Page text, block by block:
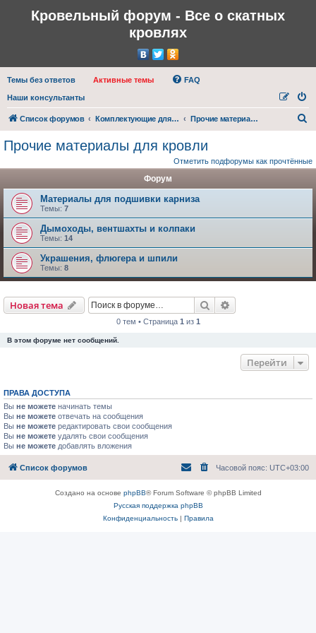
Кровельный форум - Все о скатных
кровлях
Темы без ответов Активные темы FAQ
Наши консультанты
Список форумов Комплектующие для кровли Прочие материалы для кровли
с
Прочие материалы для кровли
Отметить подфорумы как прочтённые
Форум
Материалы для подшивки карниза
Темы: 7
Дымоходы, вентшахты и колпаки
Темы: 14
Украшения, флюгера и шпили
Темы: 8
Новая тема Поиск
0 тем • Страница 1 из 1
В этом форуме нет сообщений.
Перейти
ПРАВА ДОСТУПА
Вы не можете начинать темы
Вы не можете отвечать на сообщения
Вы не можете редактировать свои сообщения
Вы не можете удалять свои сообщения
Вы не можете добавлять вложения
Список форумов Часовой пояс: UTC+03:00
Создано на основе phpBB® Forum Software © phpBB Limited
Русская поддержка phpBB
Конфиденциальность| Правила